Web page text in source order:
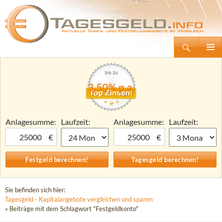
Tagesgeld.info – Tagesgeldkonten vergleichen und Tagesgeld-Zinsen berechnen
Zum
3,50% p.a.
Anlagesumme:
€
Laufzeit:
Anlagesumme:
€
Laufzeit:
Sie befinden sich hier:
Tagesgeld - Kapitalangebote vergleichen und sparen
» Beiträge mit dem Schlagwort "Festgeldkonto"